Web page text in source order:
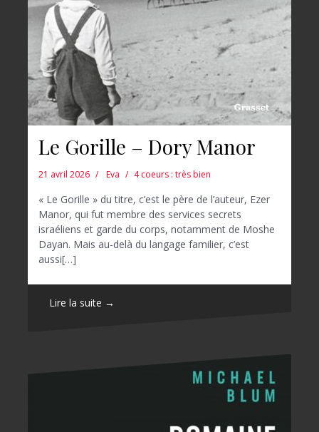
Le Gorille – Dory Manor
21 avril 2026 Eva 4 coeurs : très bien
« Le Gorille » du titre, c’est le père de l’auteur, Ezer
Manor, qui fut membre des services secrets
israéliens et garde du corps, notamment de Moshe
Dayan. Mais au-delà du langage familier, c’est
aussi[…]
Lire la suite →